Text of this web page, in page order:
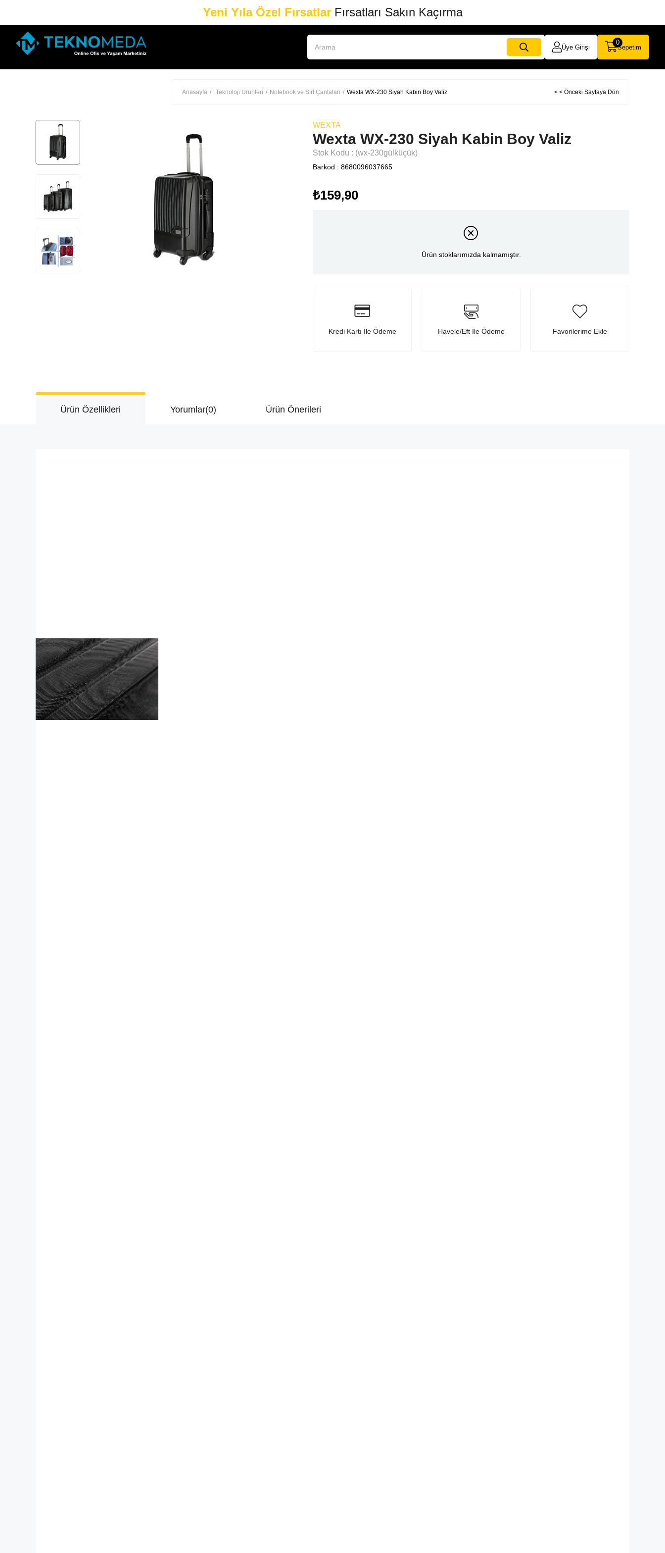
Yeni Yıla Özel FırsatlarFırsatları Sakın Kaçırma
Üye Girişi Sepetim
0
Anasayfa Teknoloji Ürünleri Notebook ve Sırt Çantaları Wexta WX-230 Siyah Kabin Boy Valiz < < Önceki Sayfaya Dön
WEXTA
Wexta WX-230 Siyah Kabin Boy Valiz
Stok Kodu (wx-230gülküçük)
Barkod : 8680096037665
₺159,90
Ürün stoklarımızda kalmamıştır.
Kredi Kartı İle Ödeme Havele/Eft İle Ödeme Favorilerime Ekle
Ürün Özellikleri Yorumlar(0) Ürün Önerileri